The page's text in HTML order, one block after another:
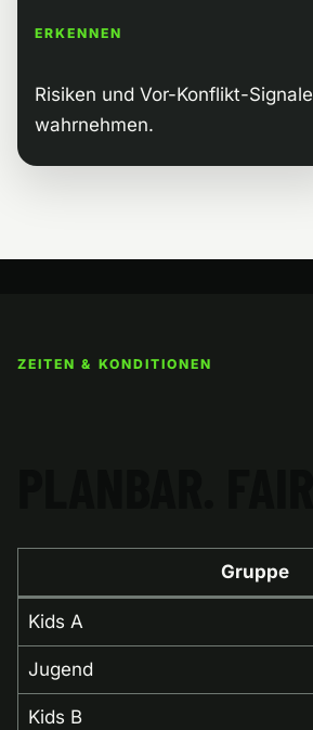
ERKENNEN
Risiken und Vor-Konflikt-Signale
wahrnehmen.
ZEITEN & KONDITIONEN
Gruppe
Kids A
Jugend
Kids B